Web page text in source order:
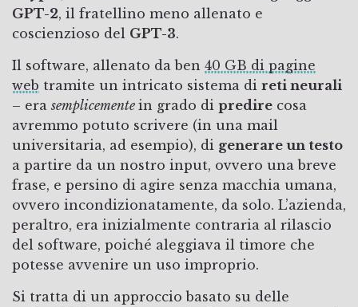
GPT-2, il fratellino meno allenato e
coscienzioso del GPT-3.
Il software, allenato da ben 40 GB di pagine
web tramite un intricato sistema di reti neurali
– erasemplicemente in grado di predire cosa
avremmo potuto scrivere (in una mail
universitaria, ad esempio), di generare un testo
a partire da un nostro input, ovvero una breve
frase, e persino di agire senza macchia umana,
ovvero incondizionatamente, da solo. L’azienda,
peraltro, era inizialmente contraria al rilascio
del software, poiché aleggiava il timore che
potesse avvenire un uso improprio.
Si tratta di un approccio basato su delle